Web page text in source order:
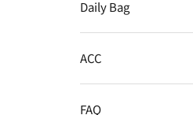
Daily Bag
ACC
FAQ